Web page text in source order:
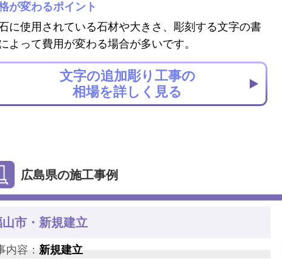
が変わるポイント
に使用されている石材や大きさ、彫刻する文字の書
よって費用が変わる場合が多いです。
文字の追加彫り工事の
相場を詳しく見る
広島県の施工事例
市・新規建立
内容： 新規建立